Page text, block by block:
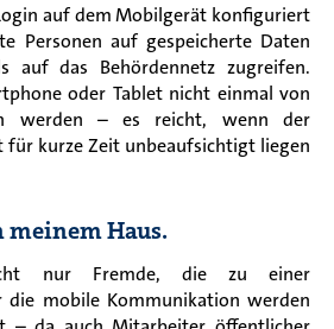
auf dem Mobilgerät konfiguriert
Personen auf gespeicherte Daten
auf das Behördennetz zugreifen.
oder Tablet nicht einmal von
werden – es reicht, wenn der
für kurze Zeit unbeaufsichtigt liegen
meinem Haus.
nur Fremde, die zu einer
die mobile Kommunikation werden